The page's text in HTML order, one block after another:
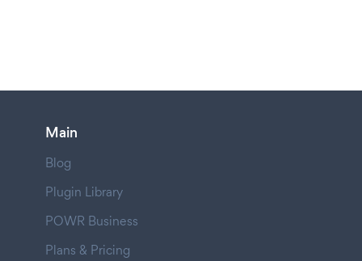
Main
Blog
Plugin Library
POWR Business
Plans & Pricing